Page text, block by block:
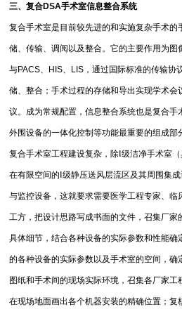
三、复合DSA手术室信息整合系统
复合手术室是目前较先进的和实施复杂手术
储、传输、调阅以及整合。它的主要作用为
与PACS、HIS、LIS，通过国际标准的传输协
储、整合；手术过程的存储和导出实现学术
议。成为常规配置，信息整合系统也是复合手
外围设备的一体化控制等功能最重要的组成部
复合手术室工程建设复杂，除Ⅰ级洁净手术室
在有限空间的Ⅰ级静压送风层流区及其周围集
与监控设备，这就要求需要医学工程专家、
工方，把设计思路写成书面的文件，召集厂家
具体细节，结合各种设备的实际参数和性能
的各种设备的实际参数以及手术室的空间，
图纸和手术间的现场实际环境，召集各厂家工
在现场地面画出各个机器安装的精确位置；复